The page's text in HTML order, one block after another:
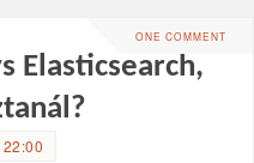
ONE COMMENT
Elasticsearch,